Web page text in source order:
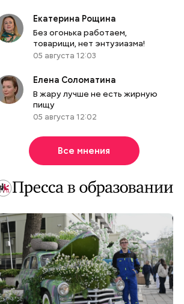
Екатерина Рощина
Без огонька работаем,
товарищи, нет энтузиазма!
05 августа 12:03
Елена Соломатина
В жару лучше не есть жирную
пищу
05 августа 12:02
Все мнения